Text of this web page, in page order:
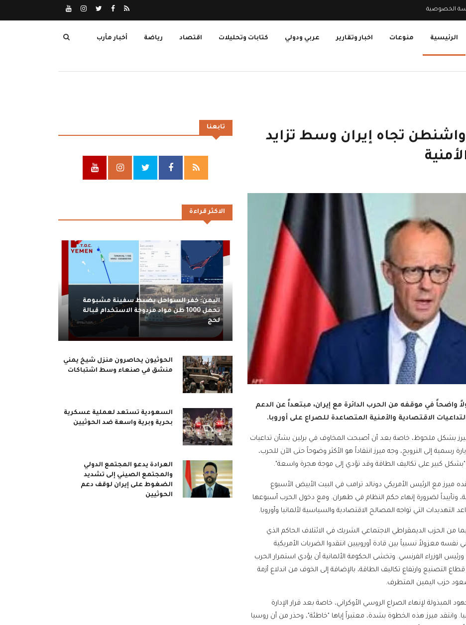
الخصوصية
الرئيسية منوعات اخبار وتقارير عربي ودولي كتابات وتحليلات اقتصاد رياضة أخبار مأرب
واشنطن تجاه إيران وسط تزايد
واضحاً في موقفه من الحرب الدائرة مع إيران، مبتعداً عن الدعم
الاقتصادية والأمنية المتصاعدة للصراع على أوروبا.
ميرز بشكل ملحوظ، خاصة بعد أن أصبحت المخاوف في برلين بشأن تداعيات
رسمية إلى النرويج، وجه ميرز انتقاداً هو الأكثر وضوحاً حتى الآن للحرب،
"بشكل كبير على تكاليف الطاقة وقد تؤدي إلى موجة هجرة واسعة".
ميرز مع الرئيس الأمريكي دونالد ترامب في البيت الأبيض الأسبوع
لضرورة إنهاء حكم النظام في طهران. ومع دخول الحرب أسبوعها
التي تواجه المصالح الاقتصادية والسياسية لألمانيا وأوروبا.
من الحزب الديمقراطي الاجتماعي الشريك في الائتلاف الحاكم الذي
معزولاً نسبياً بين قادة أوروبيين انتقدوا الضربات الأمريكية
ورئيس الوزراء الفرنسي. وتخشى الحكومة الألمانية أن يؤدي استمرار الحرب
التصنيع وارتفاع تكاليف الطاقة، بالإضافة إلى الخوف من اندلاع أزمة
حزب اليمين المتطرف.
المبذولة لإنهاء الصراع الروسي الأوكراني، خاصة بعد قرار الإدارة
ميرز هذه الخطوة بشدة، معتبراً إياها "خاطئة"، وحذر من أن روسيا
تابعنا
الاكثر قراءة
اليمن: خفر السواحل يضبط سفينة مشبوهة
تحمل 1000 طن مواد مزدوجة الاستخدام قبالة
لحج
الحوثيون يحاصرون منزل شيخ يمني
منشق في صنعاء وسط اشتباكات
السعودية تستعد لعملية عسكرية
بحرية وبرية واسعة ضد الحوثيين
العرادة يدعو المجتمع الدولي
والمجتمع الصيني إلى تشديد
الضغوط على إيران لوقف دعم
الحوثيين